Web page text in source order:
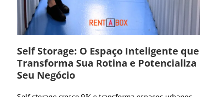
Self Storage: O Espaço Inteligente que
Transforma Sua Rotina e Potencializa
Seu Negócio